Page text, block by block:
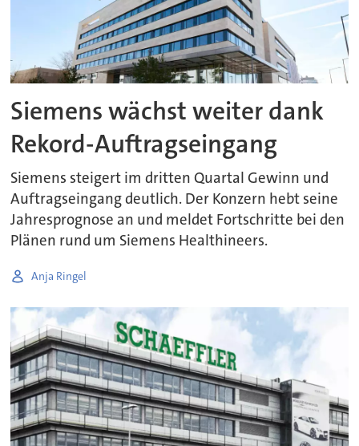
Siemens wächst weiter dank
Rekord-Auftragseingang
Siemens steigert im dritten Quartal Gewinn und
Auftragseingang deutlich. Der Konzern hebt seine
Jahresprognose an und meldet Fortschritte bei den
Plänen rund um Siemens Healthineers.
Anja Ringel